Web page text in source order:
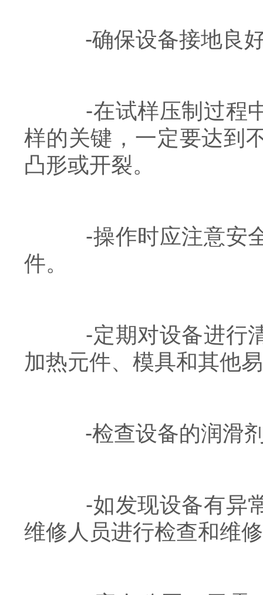
-确保设备接地良好
-在试样压制过程中
样的关键，一定要达到
凸形或开裂。
-操作时应注意安全
件。
-定期对设备进行清
加热元件、模具和其他
-检查设备的润滑剂
-如发现设备有异常
维修人员进行检查和维